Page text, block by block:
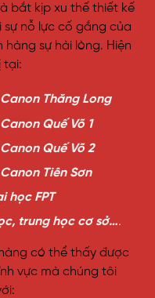
bắt kịp xu thế thiết kế
sự nỗ lực cố gắng của
sự hài lòng. Hiện
tại:
Thăng Long
Quế Võ 1
Quế Võ 2
Tiên Sơn
học FPT
trung học cơ sở….
có thể thấy được
vực mà chúng tôi